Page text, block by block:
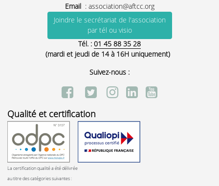
Email : association@aftcc.org
Joindre le secrétariat de l'association
par tél ou visio
Tél. : 01 45 88 35 28
(mardi et jeudi de 14 à 16H uniquement)
Suivez-nous :
Qualité et certification
La certification qualité a été délivrée
au titre des catégories suivantes :